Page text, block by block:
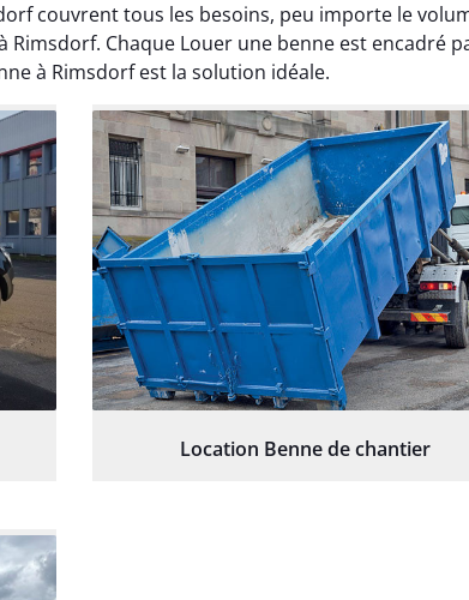
couvrent tous les besoins, peu importe le
Chaque Louer une benne est encadré
à Rimsdorf est la solution idéale.
Location Benne de chantier